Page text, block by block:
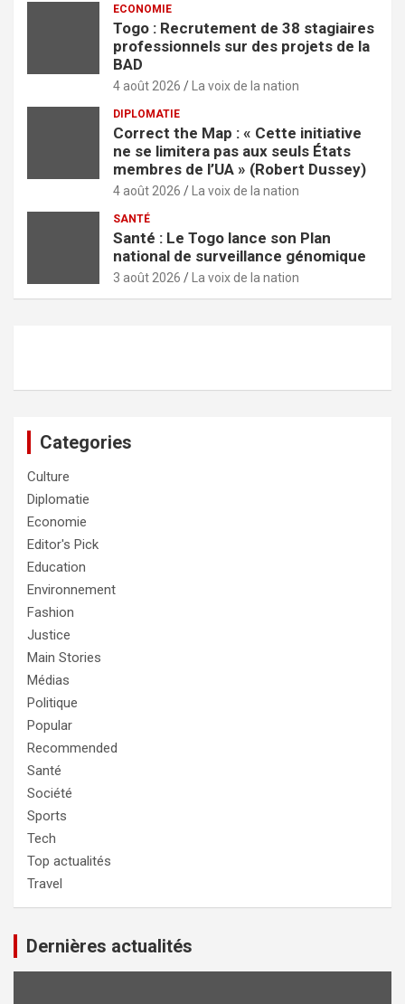
ECONOMIE
Togo : Recrutement de 38 stagiaires
professionnels sur des projets de la
BAD
4 août 2026 La voix de la nation
DIPLOMATIE
Correct the Map : « Cette initiative
ne se limitera pas aux seuls États
membres de l’UA » (Robert Dussey)
4 août 2026 La voix de la nation
SANTÉ
Santé : Le Togo lance son Plan
national de surveillance génomique
3 août 2026 La voix de la nation
Categories
Culture
Diplomatie
Economie
Editor's Pick
Education
Environnement
Fashion
Justice
Main Stories
Médias
Politique
Popular
Recommended
Santé
Société
Sports
Tech
Top actualités
Travel
Dernières actualités